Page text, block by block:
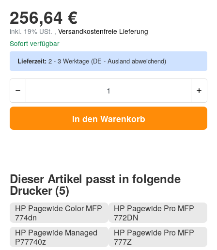
256,64 €
inkl. 19% USt. , Versandkostenfreie Lieferung
Sofort verfügbar
Lieferzeit: 2 - 3 Werktage (DE - Ausland abweichend)
In den Warenkorb
Dieser Artikel passt in folgende
Drucker (5)
HP Pagewide Color MFP
774dn
HP Pagewide Managed
P77740z
HP Pagewide Pro MFP
772DN
HP Pagewide Pro MFP
777Z